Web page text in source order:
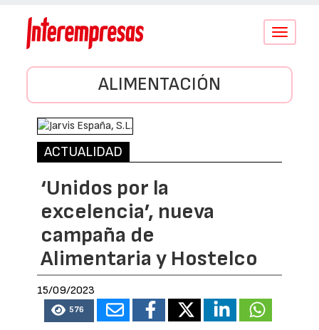
Conmutar
ALIMENTACIÓN
ACTUALIDAD
‘Unidos por la
excelencia’, nueva
campaña de
Alimentaria y Hostelco
15/09/2023
576